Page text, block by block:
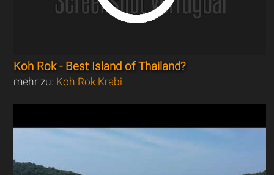
Koh Rok - Best Island of Thailand?
mehr zu: Koh Rok Krabi